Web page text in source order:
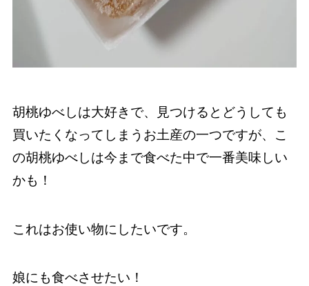
胡桃ゆべしは大好きで、見つけるとどうしても
買いたくなってしまうお土産の一つですが、こ
の胡桃ゆべしは今まで食べた中で一番美味しい
かも！
これはお使い物にしたいです。
娘にも食べさせたい！